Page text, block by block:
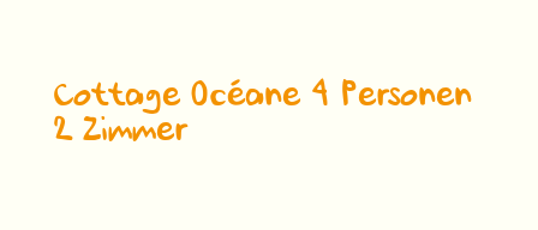
Cottage Océane 4 Personen
2 Zimmer